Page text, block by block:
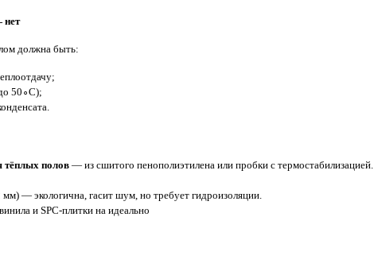
нет
должна быть:
50∘C);
тёплых полов — из сшитого пенополиэтилена или пробки с термостабилизацией.
мм) — экологична, гасит шум, но требует гидроизоляции.
и SPC‑плитки на идеально